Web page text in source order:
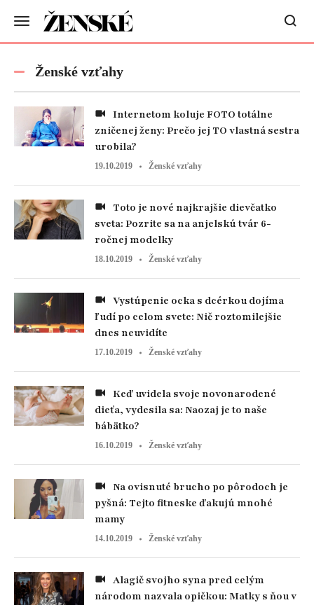
Ženské vzťahy
zničenej ženy: Prečo jej TO vlastná sestra
urobila?
19.10.2019 Ženské vzťahy
sveta: Pozrite sa na anjelskú tvár 6-
ročnej modelky
18.10.2019 Ženské vzťahy
ľudí po celom svete: Nič roztomilejšie
dnes neuvidíte
17.10.2019 Ženské vzťahy
dieťa, vydesila sa: Naozaj je to naše
bábätko?
16.10.2019 Ženské vzťahy
pyšná: Tejto fitneske ďakujú mnohé
mamy
14.10.2019 Ženské vzťahy
národom nazvala opičkou: Matky s ňou v